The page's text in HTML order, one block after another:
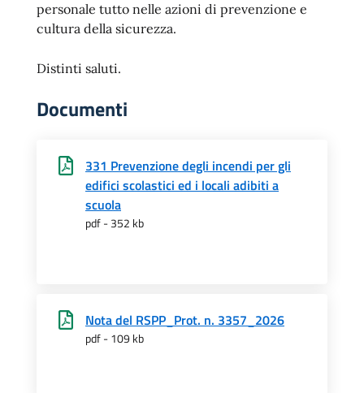
personale tutto nelle azioni di prevenzione e
cultura della sicurezza.
Distinti saluti.
Documenti
331 Prevenzione degli incendi per gli
edifici scolastici ed i locali adibiti a
scuola
pdf - 352 kb
Nota del RSPP_Prot. n. 3357_2026
pdf - 109 kb